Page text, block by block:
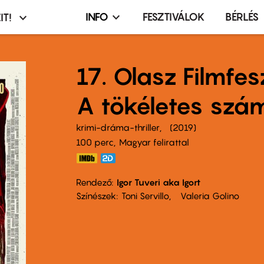
Infó,
terembérlés
menü
INFO FESZTIVÁLOK BÉRLÉS
17. Olasz
A tökéletes
krimi-dráma-thriller
2019
100 perc,
Magyar felirattal
Rendező Igor Tuveri aka Igort
Színészek
Toni Servillo Valeria Golino